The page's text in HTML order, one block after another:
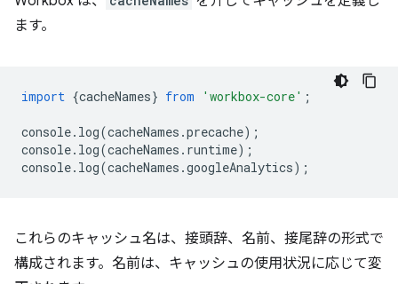
ます。
import {cacheNames} from 'workbox-core' ;
console. log(cacheNames .precache);
console. log(cacheNames . runtime);
console. log(cacheNames .googleAnalytics);
これらのキャッシュ名は、接頭辞、名前、接尾辞の形式で
構成されます。名前は、キャッシュの使用状況に応じて変